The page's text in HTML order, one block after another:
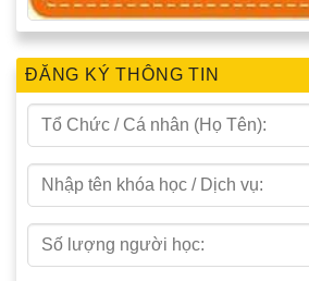
ĐĂNG KÝ THÔNG TIN